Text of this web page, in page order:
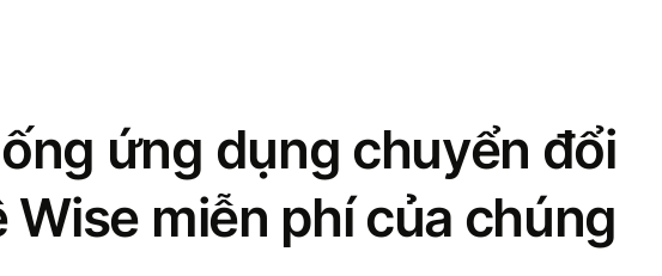
ứng dụng chuyển đổi
Wise miễn phí của chúng